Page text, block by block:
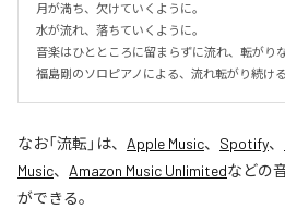
月が満ち、欠けていくように。
水が流れ、落ちていくように。
音楽はひとところに留まらずに流れ、転がり
福島剛のソロピアノによる、流れ転がり続ける
なお「流転 」は、 Apple Music、 Spotify、
Music、 Amazon Music Unlimitedなどの
ができる。